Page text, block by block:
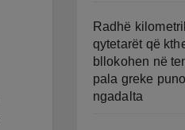
Radhë
qytetarët që
bllokohen në
pala greke
ngadalta